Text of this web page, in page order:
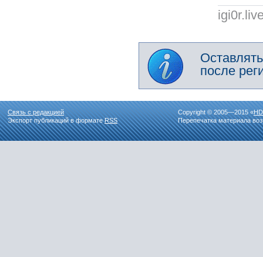
после
Связь с редакцией
Экспорт публикаций в форматеRSS
Copyright © 2005—2015 «
Перепечатка материала